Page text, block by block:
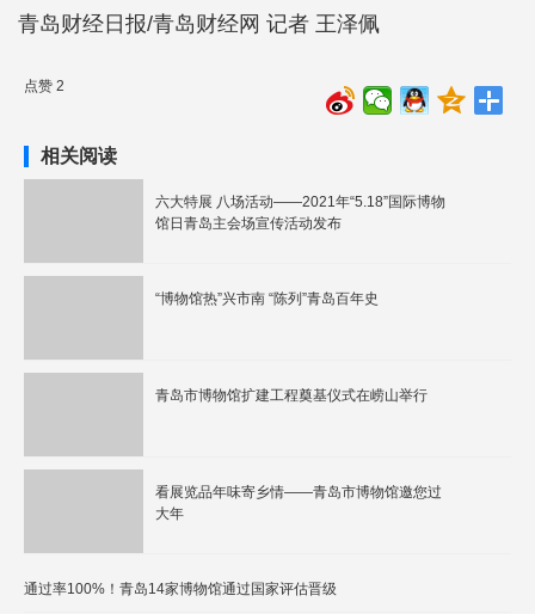
青岛财经日报/青岛财经网 记者 王泽佩
点赞 2
相关阅读
六大特展 八场活动——2021年“5.18”国际博物
馆日青岛主会场宣传活动发布
“博物馆热”兴市南 “陈列”青岛百年史
青岛市博物馆扩建工程奠基仪式在崂山举行
看展览品年味寄乡情——青岛市博物馆邀您过
大年
通过率100%！青岛14家博物馆通过国家评估晋级